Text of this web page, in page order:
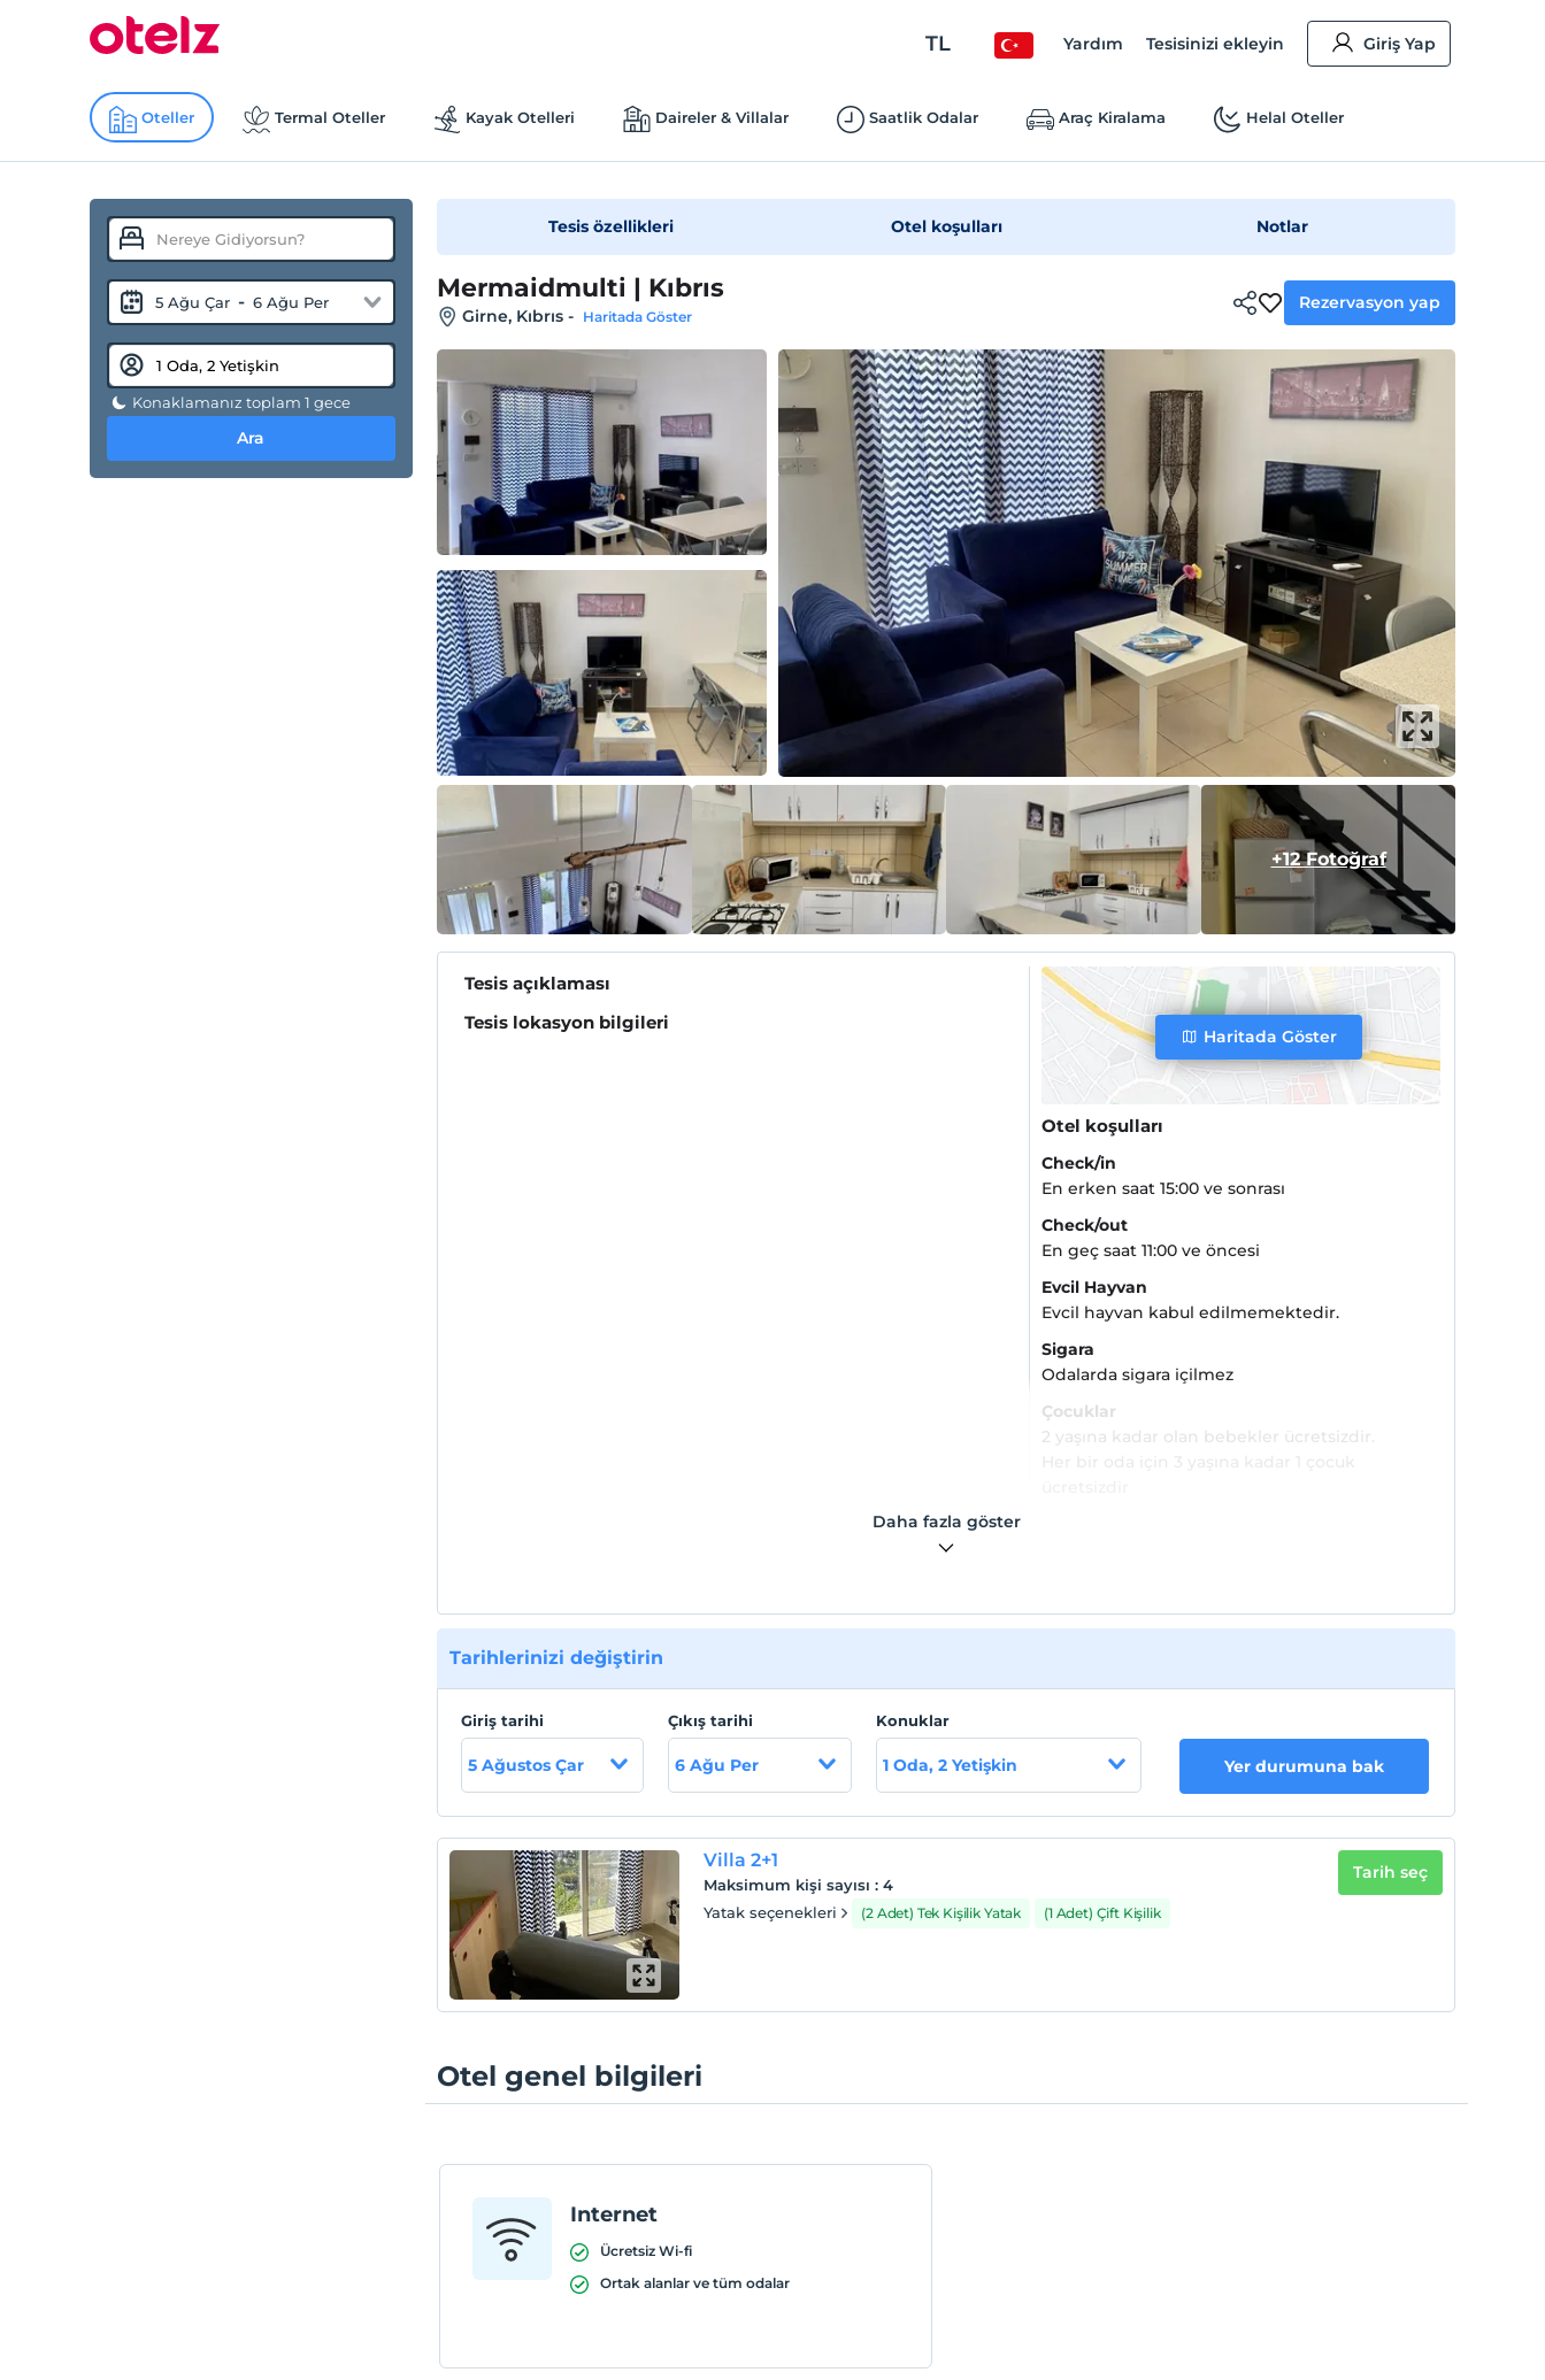
TL Yardım Tesisinizi ekleyin Giriş Yap
Oteller Termal Oteller Kayak Otelleri Daireler & Villalar Saatlik Odalar Araç Kiralama Helal Oteller
5 Ağu Çar - 6 Ağu Per
Konaklamanız toplam 1 gece
Ara
Tesis özellikleri Otel koşulları Notlar
Mermaidmulti | Kıbrıs
Girne, Kıbrıs- Haritada Göster
Rezervasyon yap
+12 Fotoğraf
Tesis açıklaması
Tesis lokasyon bilgileri
Haritada Göster
Otel koşulları
Check/in
En erken saat 15:00 ve sonrası
Check/out
En geç saat 11:00 ve öncesi
Evcil Hayvan
Evcil hayvan kabul edilmemektedir.
Sigara
Odalarda sigara içilmez
Çocuklar
2 yaşına kadar olan bebekler ücretsizdir.
Daha fazla göster
Tarihlerinizi değiştirin
Giriş tarihi
5 Ağustos Çar
Çıkış tarihi
6 Ağu Per
Konuklar
1 Oda, 2 Yetişkin Yer durumuna bak
Villa 2+1
Maksimum kişi sayısı :4
Yatak seçenekleri
(2 Adet) Tek Kişilik Yatak (1 Adet) Çift Kişilik
Tarih seç
Otel genel bilgileri
Internet
Ücretsiz Wi-fi
Ortak alanlar ve tüm odalar